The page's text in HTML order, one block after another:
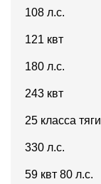
108 л.с.
121 квт
180 л.с.
243 квт
25 класса тяги
330 л.с.
59 квт 80 л.с.